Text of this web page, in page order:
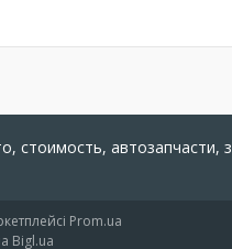
стоимость,
Prom.ua
Bigl.ua